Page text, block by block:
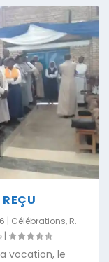
| Célébrations, R.
|
vocation, le